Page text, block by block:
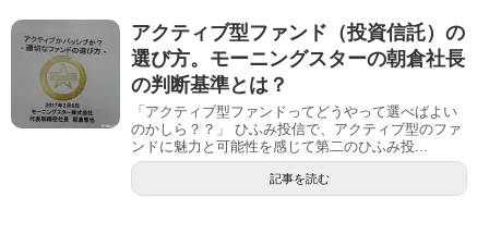
アクティブ型ファンド（投資信託）の
選び方。モーニングスターの朝倉社長
の判断基準とは？
「アクティブ型ファンドってどうやって選べばよい
のかしら？？」 ひふみ投信で、アクティブ型のファ
ンドに魅力と可能性を感じて第二のひふみ投...
記事を読む